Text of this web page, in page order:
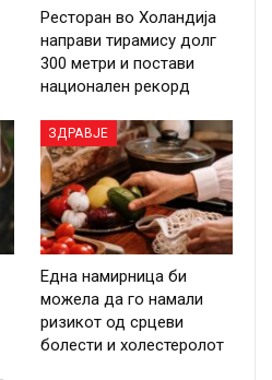
Ресторан во Холандија
направи тирамису долг
300 метри и постави
национален рекорд
ЗДРАВЈЕ
Една намирница би
можела да го намали
ризикот од срцеви
болести и холестеролот